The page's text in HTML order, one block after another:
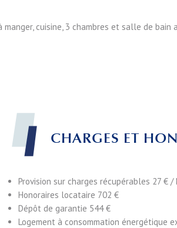
cuisine, 3 chambres et salle de bain
CHARGES ET
Provision sur charges récupérables 27 € /
Honoraires locataire 702 €
Dépôt de garantie 544 €
Logement à consommation énergétique